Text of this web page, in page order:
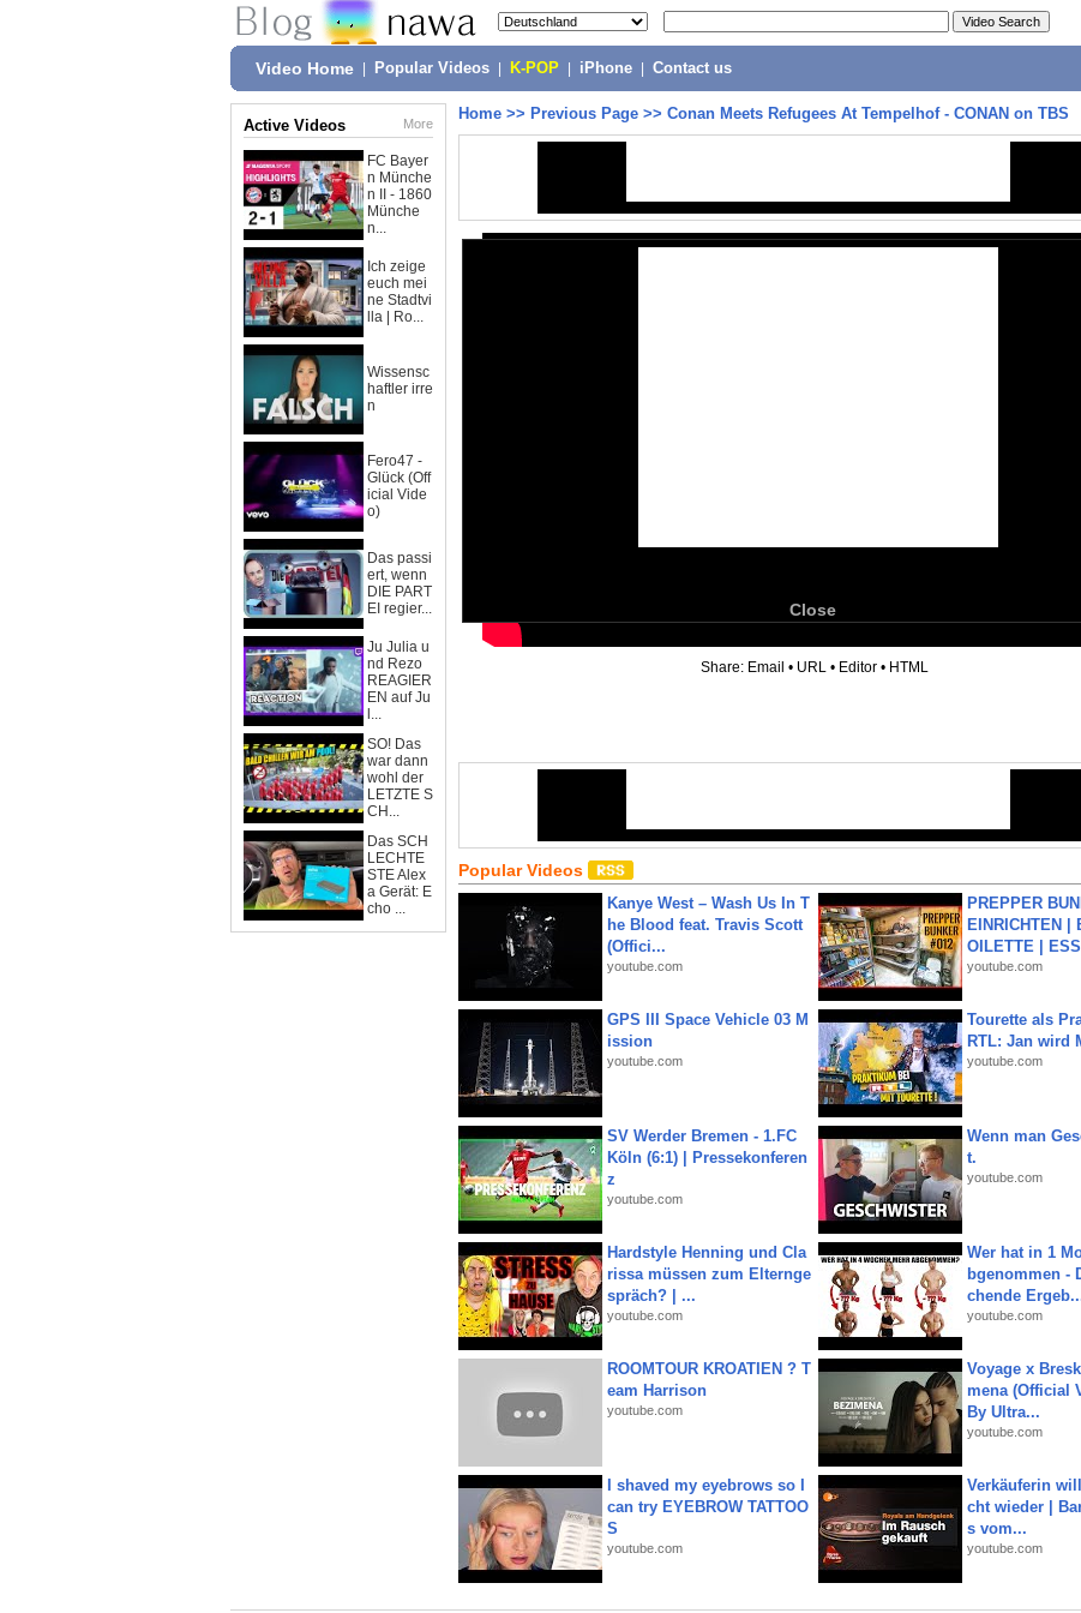
Video Home Popular Videos K-POP iPhone Contact us
Active Videos More
FC Bayer
n Münche
n II - 1860
Münche
n...
Ich zeige
euch mei
ne Stadtvi
lla | Ro...
Wissensc
haftler irre
n
Fero47 -
Glück (Off
icial Vide
o)
Das passi
ert, wenn
DIE PART
EI regier...
Ju Julia u
nd Rezo
REAGIER
EN auf Ju
l...
SO! Das
war dann
wohl der
LETZTE S
CH...
Das SCH
LECHTE
STE Alex
a Gerät: E
cho ...
Home >> Previous Page >> Conan Meets Refugees At Tempelhof - CONAN on TBS
Close
Share: Email • URL • Editor • HTML
Popular Videos
Kanye West – Wash Us In T
he Blood feat. Travis Scott
(Offici...
youtube.com
PREPPER
EINRICHTEN |
OILETTE |
youtube.com
GPS III Space Vehicle 03 M
ission
youtube.com
Tourette als
RTL: Jan wird
youtube.com
SV Werder Bremen - 1.FC
Köln (6:1) | Pressekonferen
z
youtube.com
Wenn man
t.
youtube.com
Hardstyle Henning und Cla
rissa müssen zum Elternge
spräch? | ...
youtube.com
Wer hat in 1
bgenommen -
chende
youtube.com
ROOMTOUR KROATIEN ? T
eam Harrison
youtube.com
Voyage x
mena (Official
By Ultra...
youtube.com
I shaved my eyebrows so I
can try EYEBROW TATTOO
S
youtube.com
Verkäuferin
cht wieder |
s vom...
youtube.com